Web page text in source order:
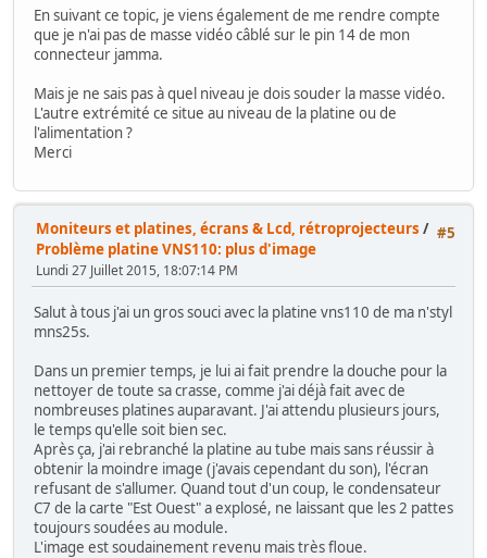
En suivant ce topic, je viens également de me rendre compte
que je n'ai pas de masse vidéo câblé sur le pin 14 de mon
connecteur jamma.
Mais je ne sais pas à quel niveau je dois souder la masse vidéo.
L'autre extrémité ce situe au niveau de la platine ou de
l'alimentation ?
Merci
#5
Moniteurs et platines, écrans & Lcd, rétroprojecteurs /
Problème platine VNS110: plus d'image
Lundi 27 Juillet 2015, 18:07:14 PM
Salut à tous j'ai un gros souci avec la platine vns110 de ma n'styl
mns25s.
Dans un premier temps, je lui ai fait prendre la douche pour la
nettoyer de toute sa crasse, comme j'ai déjà fait avec de
nombreuses platines auparavant. J'ai attendu plusieurs jours,
le temps qu'elle soit bien sec.
Après ça, j'ai rebranché la platine au tube mais sans réussir à
obtenir la moindre image (j'avais cependant du son), l'écran
refusant de s'allumer. Quand tout d'un coup, le condensateur
C7 de la carte "Est Ouest" a explosé, ne laissant que les 2 pattes
toujours soudées au module.
L'image est soudainement revenu mais très floue.